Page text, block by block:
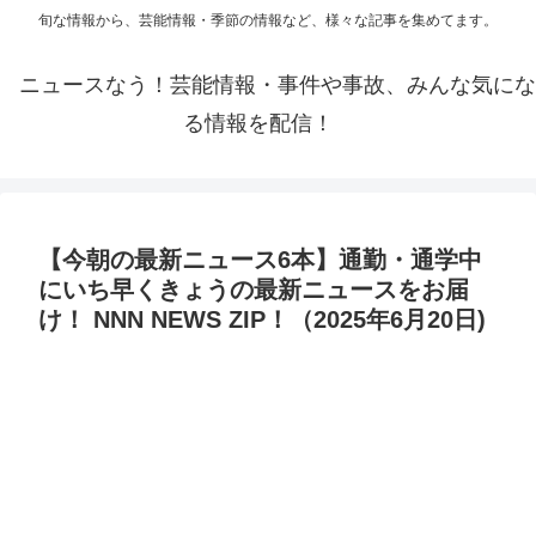
旬な情報から、芸能情報・季節の情報など、様々な記事を集めてます。
ニュースなう！芸能情報・事件や事故、みんな気にな
る情報を配信！
【今朝の最新ニュース6本】通勤・通学中
にいち早くきょうの最新ニュースをお届
け！ NNN NEWS ZIP！（2025年6月20日)